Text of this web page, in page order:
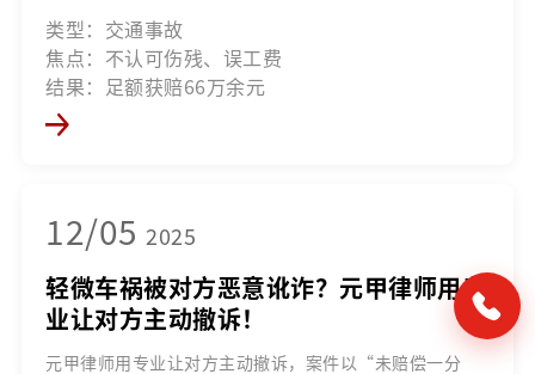
类型：交通事故
焦点：不认可伤残、误工费
结果：足额获赔66万余元
12/05 2025
轻微车祸被对方恶意讹诈？元甲律师用专
业让对方主动撤诉！
元甲律师用专业让对方主动撤诉，案件以“未赔偿一分